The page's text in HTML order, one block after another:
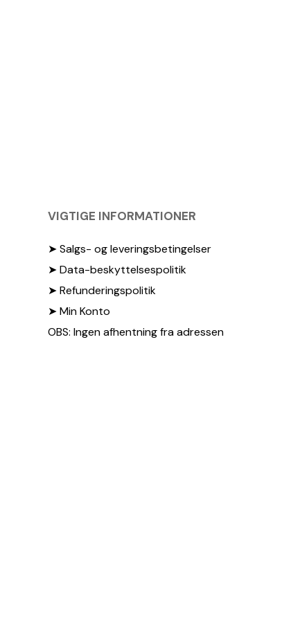
VIGTIGE INFORMATIONER
➤ Salgs- og leveringsbetingelser
➤ Data-beskyttelsespolitik
➤ Refunderingspolitik
➤ Min Konto
OBS: Ingen afhentning fra adressen